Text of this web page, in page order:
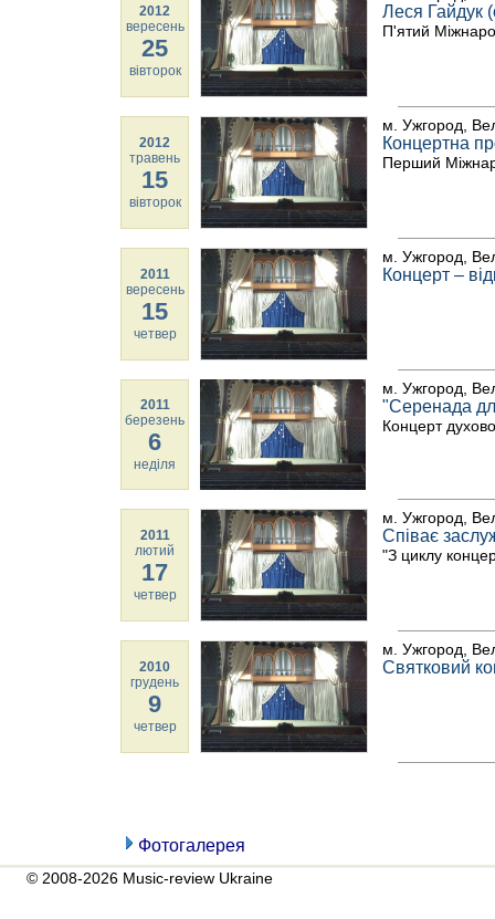
2012
вересень
25
вівторок
Леся Гайдук
П'ятий
2012
травень
15
вівторок
м. Ужгород,
Концертна
Перший
2011
вересень
15
четвер
м. Ужгород,
Концерт –
2011
березень
6
неділя
м. Ужгород,
"Серенада
Концерт
2011
лютий
17
четвер
м. Ужгород,
Співає
"З циклу
2010
грудень
9
четвер
м. Ужгород,
Святковий
Фотогалерея
© 2008-2026 Music-review Ukraine